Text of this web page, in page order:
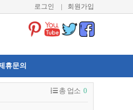
로그인 | 회원가입
휴문의
총 업소 0